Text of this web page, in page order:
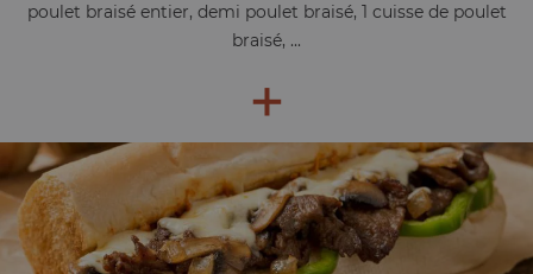
poulet braisé entier, demi poulet braisé, 1 cuisse de poulet
braisé, ...
+